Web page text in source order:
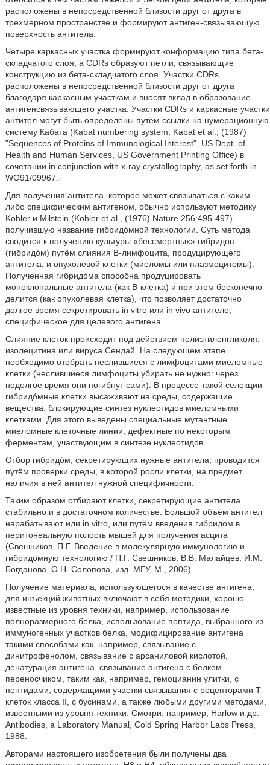
расположены в непосредственной близости друг от друга в
трехмерном пространстве и формируют антиген-связывающую
поверхность антитела.
Четыре каркасных участка формируют конформацию типа бета-
складчатого слоя, а CDRs образуют петли, связывающие
конструкцию из бета-складчатого слоя. Участки CDRs
расположены в непосредственной близости друг от друга
благодаря каркасным участкам и вносят вклад в образование
антигенсвязывающего участка. Участки CDRs и каркасные участки
антител могут быть определены путём ссылки на нумерационную
систему Кабата (Kabat numbering system, Kabat et al., (1987)
"Sequences of Proteins of Immunological Interest", US Dept. of
Health and Human Services, US Government Printing Office) в
сочетании in conjunction with x-ray crystallography, as set forth in
WO91/09967.
Для получения антитела, которое может связываться с каким-
либо специфическим антигеном, обычно используют методику
Kohler и Milstein (Kohler et al., (1976) Nature 256:495-497),
получившую название гибридόмной технологии. Суть метода
сводится к получению культуры «бессмертных» гибридов
(гибридόм) путём слияния В-лимфоцита, продуцирующего
антитела, и опухолевой клетки (миеломы или плазмоцитомы).
Полученная гибридόма способна продуцировать
моноклональные антитела (как В-клетка) и при этом бесконечно
делится (как опухолевая клетка), что позволяет достаточно
долгое время секретировать in vitro или in vivo антитело,
специфическое для целевого антигена.
Слияние клеток происходит под действием полиэтиленгликоля,
изолецитина или вируса Сендай. На следующем этапе
необходимо отобрать неслившиеся с лимфоцитами миеломные
клетки (неслившиеся лимфоциты убирать не нужно: через
недолгое время они погибнут сами). В процессе такой селекции
гибридόмные клетки высаживают на среды, содержащие
вещества, блокирующие синтез нуклеотидов миеломными
клетками. Для этого выведены специальные мутантные
миеломные клеточные линии, дефектные по некоторым
ферментам, участвующим в синтезе нуклеотидов.
Отбор гибридόм, секретирующих нужные антитела, проводится
путём проверки среды, в которой росли клетки, на предмет
наличия в ней антител нужной специфичности.
Таким образом отбирают клетки, секретирующие антитела
стабильно и в достаточном количестве. Большой объём антител
нарабатывают или in vitro, или путём введения гибридом в
перитонеальную полость мышей для получения асцита
(Свешников, П.Г. Введение в молекулярную иммунологию и
гибридомную технологию / П.Г. Свешников, В.В. Малайцев, И.М.
Богданова, О.Н. Солопова, изд. МГУ, М., 2006).
Получение материала, использующегося в качестве антигена,
для инъекций животных включают в себя методики, хорошо
известные из уровня техники, например, использование
полноразмерного белка, использование пептида, выбранного из
иммуногенных участков белка, модифицирование антигена
такими способами как, например, связывание с
динитрофенолом, связывание с арсаниловой кислотой,
денатурация антигена, связывание антигена с белком-
переносчиком, таким как, например, гемоцианин улитки, с
пептидами, содержащими участки связывания с рецепторами Т-
клеток класса II, с бусинами, а также любыми другими методами,
известными из уровня техники. Смотри, например, Harlow и др.
Antibodies, a Laboratory Manual, Cold Spring Harbor Labs Press,
1988.
Авторами настоящего изобретения были получены два